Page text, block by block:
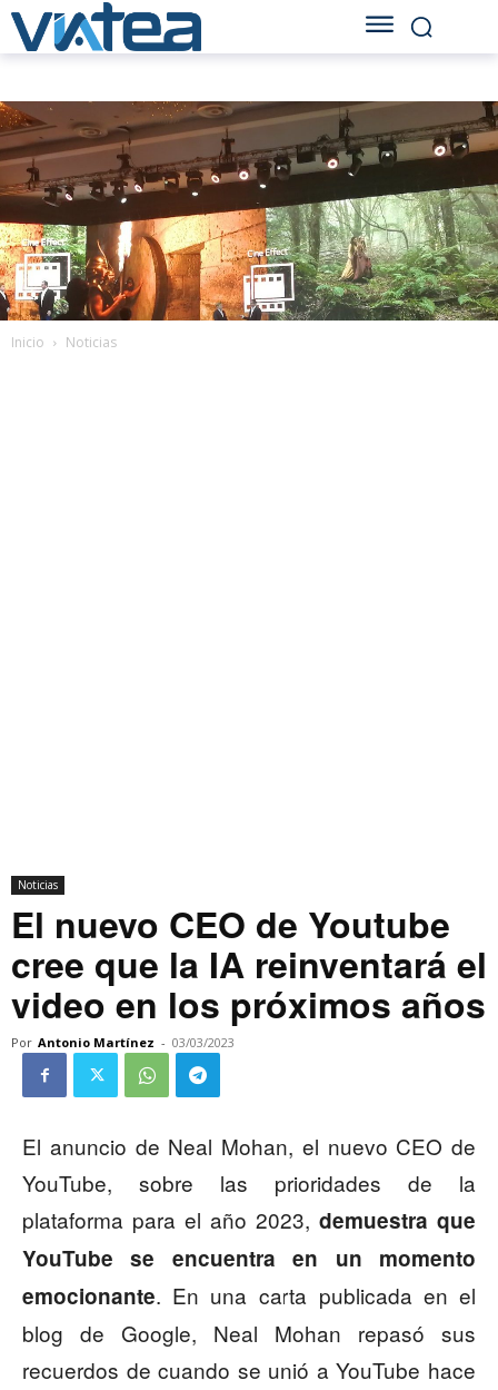
Inicio Noticias
Noticias
El nuevo CEO de Youtube
cree que la IA reinventará el
video en los próximos años
Por Antonio Martínez - 03/03/2023
El anuncio de Neal Mohan, el nuevo CEO de
YouTube, sobre las prioridades de la
plataforma para el año 2023, demuestra que
YouTube se encuentra en un momento
emocionante. En una carta publicada en el
blog de Google, Neal Mohan repasó sus
recuerdos de cuando se unió a YouTube hace